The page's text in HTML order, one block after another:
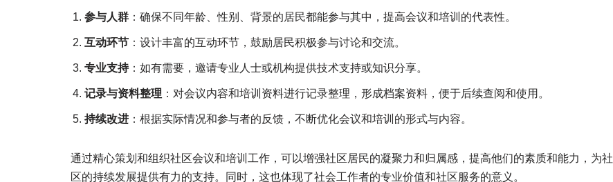
参与人群 ：确保不同年龄、性别、背景的居民都能参与其中，提高会议和培训的代表性。
互动环节 ：设计丰富的互动环节，鼓励居民积极参与讨论和交流。
专业支持：如有需要，邀请专业人士或机构提供技术支持或知识分享。
记录与资料整理 ：对会议内容和培训资料进行记录整理，形成档案资料，便于后续查阅和使用。
持续改进 ：根据实际情况和参与者的反馈，不断优化会议和培训的形式与内容。
通过精心策划和组织社区会议和培训工作，可以增强社区居民的凝聚力和归属感，提高他们的素质和能力，为社
区的持续发展提供有力的支持。同时，这也体现了社会工作者的专业价值和社区服务的意义。